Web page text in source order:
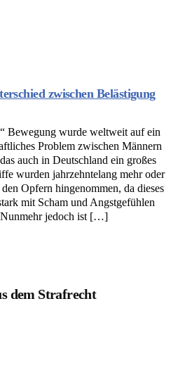
zwischen Belästigung
Bewegung wurde weltweit auf ein
Problem zwischen Männern
auch in Deutschland ein großes
wurden jahrzehntelang mehr oder
Opfern hingenommen, da dieses
mit Scham und Angstgefühlen
jedoch ist […]
dem Strafrecht